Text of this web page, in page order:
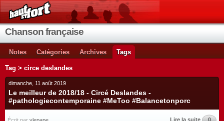
Chanson française
Notes Catégories Archives Tags
Tag > circe deslandes
dimanche, 11 août 2019
Le meilleur de 2018/18 - Circé Deslandes -
#pathologiecontemporaine #MeToo #Balancetonporc
Lire la suite 0